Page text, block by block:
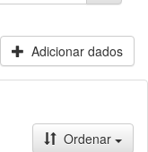
Adicionar dados
Ordenar